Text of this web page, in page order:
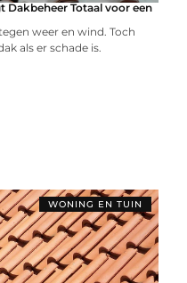
Totaal voor een
weer en wind. Toch
als er schade is.
WONING EN TUIN